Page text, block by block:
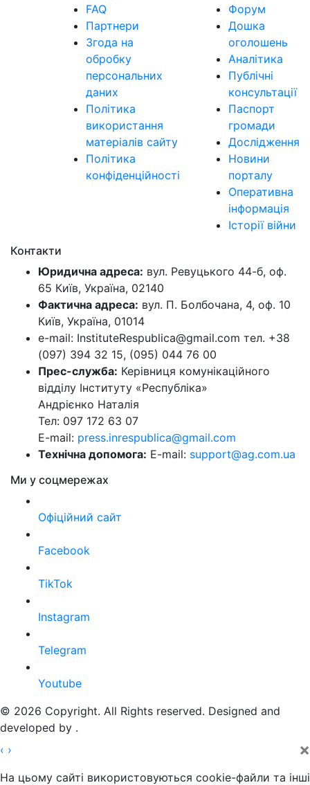
FAQ
Партнери
Згода на
обробку
персональних
даних
Політика
використання
матеріалів сайту
Політика
конфіденційності
Форум
Дошка
оголошень
Аналітика
Публічні
консультації
Паспорт
громади
Дослідження
Новини
порталу
Оперативна
інформація
Історії війни
Контакти
Юридична адреса: вул. Ревуцького 44-б, оф.
65 Київ, Україна, 02140
Фактична адреса: вул. П. Болбочана, 4, оф. 10
Київ, Україна, 01014
e-mail: InstituteRespublica@gmail.com тел. +38
(097) 394 32 15, (095) 044 76 00
Прес-служба: Керівниця комунікаційного
відділу Інституту «Республіка»
Андрієнко Наталія
Тел: 097 172 63 07
E-mail: press.inrespublica@gmail.com
Технічна допомога: E-mail: support@ag.com.ua
Ми у соцмережах
Офіційний сайт
Facebook
TikTok
Instagram
Telegram
Youtube
© 2026 Copyright. All Rights reserved. Designed and
developed by .
‹ › ×
На цьому сайті використовуються cookie-файли та інші